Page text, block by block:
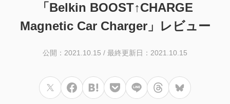
「Belkin BOOST↑CHARGE
Magnetic Car Charger」レビュー
公開：2021.10.15 / 最終更新日：2021.10.15